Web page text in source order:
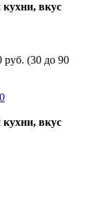
вкус
руб. (30 до 90
вкус